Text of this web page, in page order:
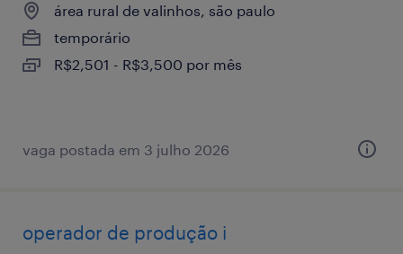
área rural de valinhos, são paulo
temporário
R$2,501 - R$3,500 por mês
vaga postada em 3 julho 2026
operador de produção i